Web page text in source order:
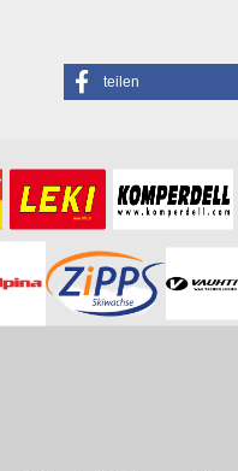
teilen
zu diesem Artikel.